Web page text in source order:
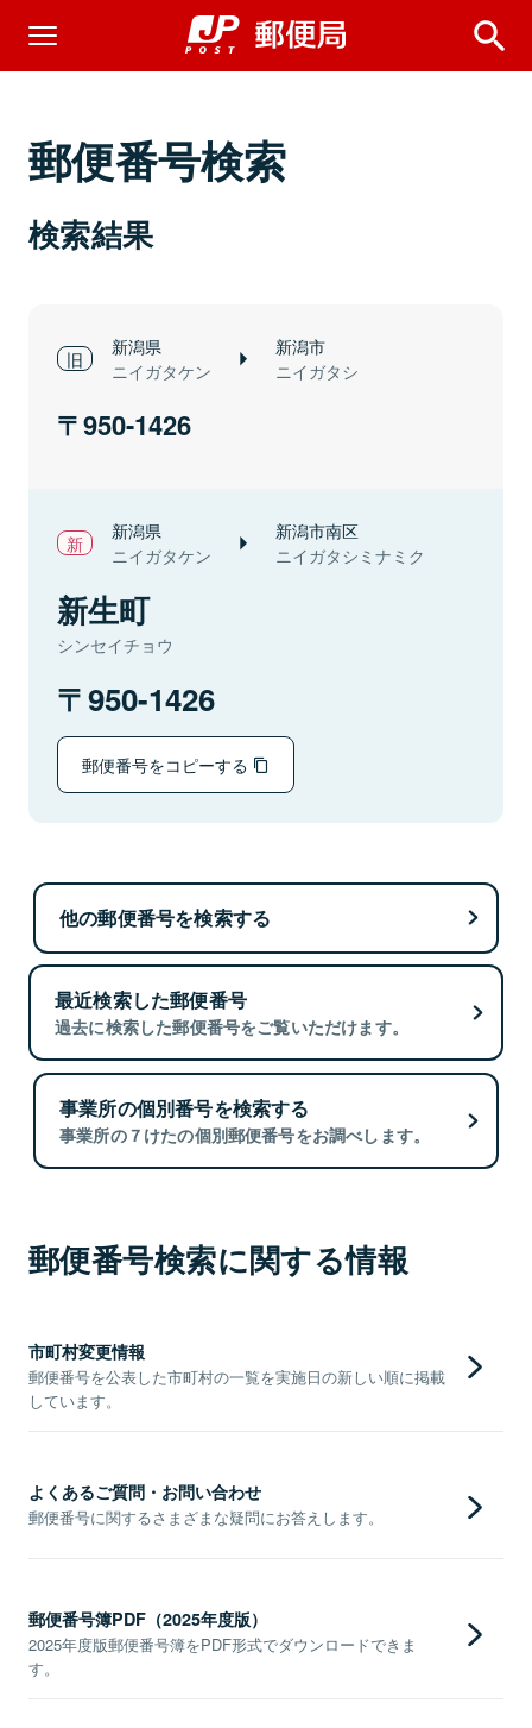
郵便番号検索
検索結果
新潟県
ニイガタケン
新潟市
ニイガタシ
950-1426
新潟県
ニイガタケン
新潟市南区
ニイガタシミナミク
新生町
シンセイチョウ
950-1426
郵便番号をコピーする
他の郵便番号を検索する
最近検索した郵便番号
過去に検索した郵便番号をご覧いただけます。
事業所の個別番号を検索する
事業所の７けたの個別郵便番号をお調べします。
郵便番号検索に関する情報
市町村変更情報
郵便番号を公表した市町村の一覧を実施日の新しい順に掲載
しています。
よくあるご質問・お問い合わせ
郵便番号に関するさまざまな疑問にお答えします。
郵便番号簿PDF（2025年度版）
2025年度版郵便番号簿をPDF形式でダウンロードできま
す。